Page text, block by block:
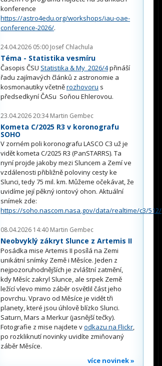
konference
https://astro4edu.org/workshops/iau-oae-
conference-2026/.
24.04.2026 05:00 Josef Chlachula
Téma - Statistika vesmíru
Časopis ČSU Statistika & My 2026/4přináší
řadu zajímavých článků z astronomie a
kosmonautiky včetněrozhovoru s
předsedkyní ČASu Soňou Ehlerovou.
23.04.2026 20:34 Martin Gembec
Kometa C/2025 R3 v koronografu
SOHO
V zorném poli koronografu LASCO C3 už je
vidět kometa C/2025 R3 (PanSTARRS). Ta
nyní projde jakoby mezi Sluncem a Zemí ve
vzdálenosti přibližně poloviny cesty ke
Slunci, tedy 75 mil. km. Můžeme očekávat, že
uvidíme její pěkný iontový ohon. Aktuální
snímek zde:
https://soho.nascom.nasa.gov/data/realtime/c3/512/
08.04.2026 14:40 Martin Gembec
Neobvyklý zákryt Slunce z Artemis II
Posádka mise Artemis II posílá na Zemi
unikátní snímky Země i Měsíce. Jeden z
nejpozoruhodnějších je zvláštní zatmění,
kdy Měsíc zakryl Slunce, ale srpek Země
ležící vlevo mimo záběr osvětlil část jeho
povrchu. Vpravo od Měsíce je vidět tři
planety, které jsou úhlově blízko Slunci.
Saturn, Mars a Merkur (jasnější tečky).
Fotografie z mise najdete vodkazu na Flickr,
po rozkliknutí novinky uvidíte zmiňovaný
záběr Měsíce.
více novinek »